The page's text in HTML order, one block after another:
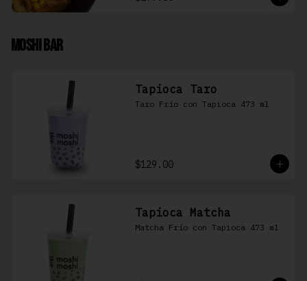
Moshi Bar
Tapioca Taro
Taro Frío con Tapioca 473 ml
$129.00
Tapioca Matcha
Matcha Frío con Tapioca 473 ml